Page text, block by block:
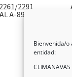
Bienvenida/o
entidad:
2291
A-89 (copia)